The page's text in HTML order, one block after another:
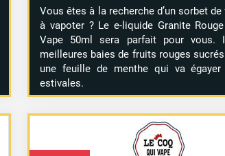
Vous êtes à la recherche d’un sorbet
à vapoter ? Le e-liquide Granite
Vape 50ml sera parfait pour vous.
meilleures baies de fruits rouges
une feuille de menthe qui va égayer
estivales.